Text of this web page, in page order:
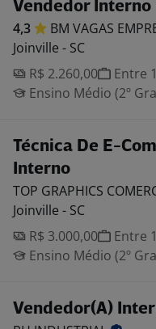
Vendedor Interno
4,3 BM VAGAS
Joinville - SC
R$ 2.260,00
Entre
Ensino Médio (2º
Técnica De E-
Interno
TOP GRAPHICS
Joinville - SC
R$ 3.000,00
Entre
Ensino Médio (2º
Vendedor(A)